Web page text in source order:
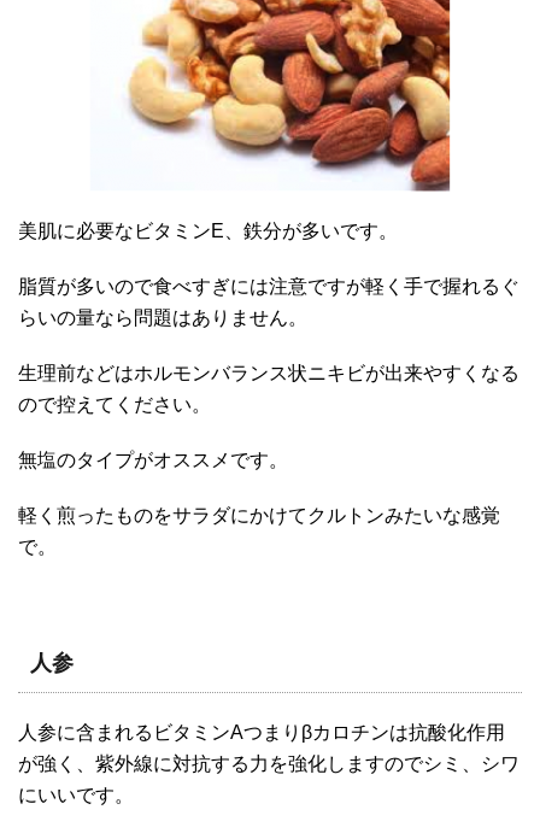
美肌に必要なビタミンE、鉄分が多いです。
脂質が多いので食べすぎには注意ですが軽く手で握れるぐ
らいの量なら問題はありません。
生理前などはホルモンバランス状ニキビが出来やすくなる
ので控えてください。
無塩のタイプがオススメです。
軽く煎ったものをサラダにかけてクルトンみたいな感覚
で。
人参
人参に含まれるビタミンAつまりβカロチンは抗酸化作用
が強く、紫外線に対抗する力を強化しますのでシミ、シワ
にいいです。